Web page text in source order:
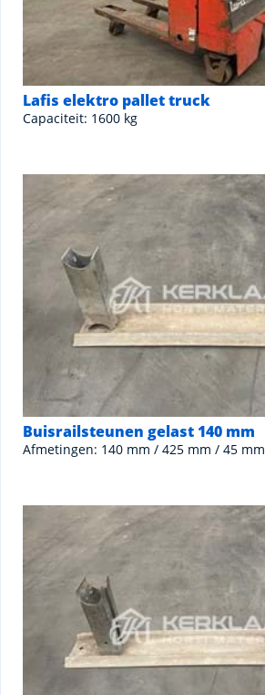
Lafis elektro pallet truck
Capaciteit: 1600 kg
Buisrailsteunen gelast 140 mm
Afmetingen: 140 mm / 425 mm / 45 mm